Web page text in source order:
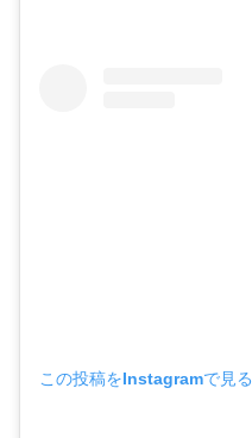
この投稿をInstagramで見る